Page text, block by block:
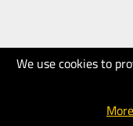
We use cookies to